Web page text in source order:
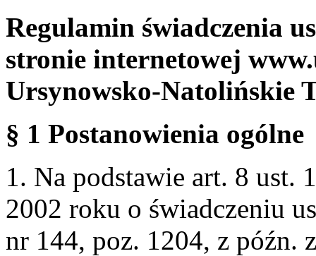
Regulamin świadczenia
stronie internetowej
Ursynowsko-Natolińskie
§ 1 Postanowienia ogólne
1. Na podstawie art. 8 ust.
2002 roku o świadczeniu
nr 144, poz. 1204, z późn.